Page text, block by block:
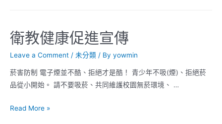
衛教健康促進宣傳
Leave a Comment / 未分類 / By yowmin
菸害防制 電子煙並不酷、拒絕才是酷！ 青少年不吸(煙)、拒絕菸
品從小開始。 請不要吸菸、共同維護校園無菸環境、 …
Read More »